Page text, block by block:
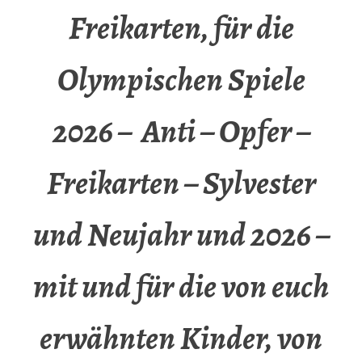
Freikarten, für die
Olympischen Spiele
2026 – Anti – Opfer –
Freikarten – Sylvester
und Neujahr und 2026 –
mit und für die von euch
erwähnten Kinder, von